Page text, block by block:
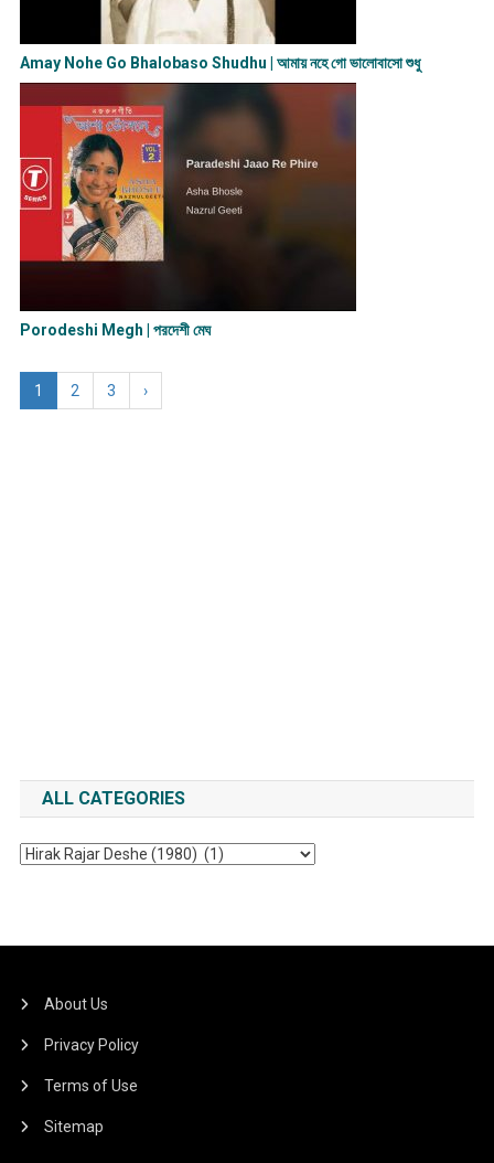
Amay Nohe Go Bhalobaso Shudhu | আমায় নহে গো ভালোবাসো শুধু
Porodeshi Megh | পরদেশী মেঘ
1 2 3 ›
ALL CATEGORIES
All
About Us
Privacy Policy
Terms of Use
Sitemap